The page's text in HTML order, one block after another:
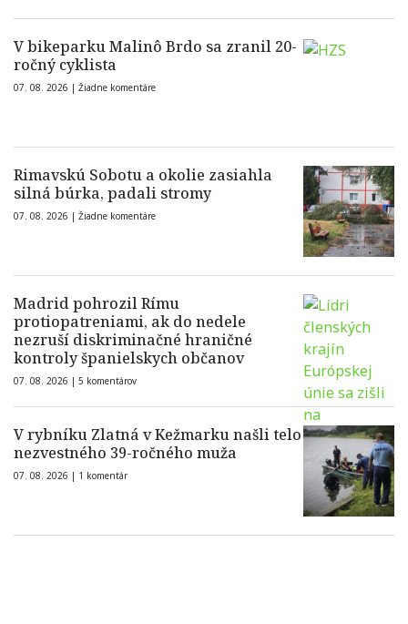
V bikeparku Malinô Brdo sa zranil 20-
ročný cyklista
07. 08. 2026 | Žiadne komentáre
Rimavskú Sobotu a okolie zasiahla
silná búrka, padali stromy
07. 08. 2026 | Žiadne komentáre
Madrid pohrozil Rímu
protiopatreniami, ak do nedele
nezruší diskriminačné hraničné
kontroly španielskych občanov
07. 08. 2026 | 5 komentárov
V rybníku Zlatná v Kežmarku našli telo
nezvestného 39-ročného muža
07. 08. 2026 | 1 komentár